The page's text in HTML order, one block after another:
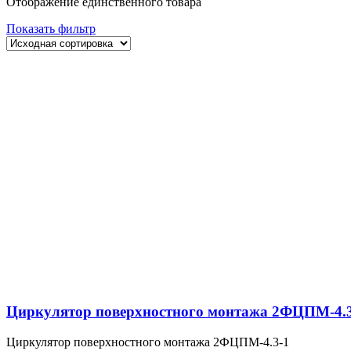
Показать фильтр
Циркулятор поверхностного монтажа 2ФЦПМ-
Циркулятор поверхностного монтажа 2ФЦПМ-4.3-1